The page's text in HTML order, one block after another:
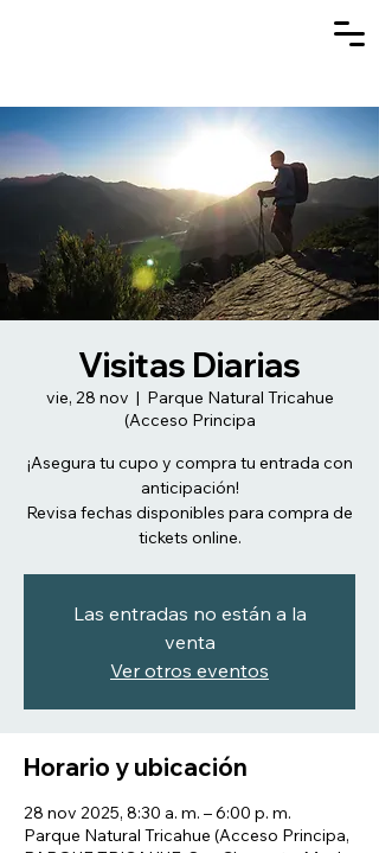
Visitas Diarias
vie, 28 nov
  |
Parque Natural Tricahue
(Acceso Principa
¡Asegura tu cupo y compra tu entrada con
anticipación!
Revisa fechas disponibles para compra de
tickets online.
Las entradas no están a la
venta
Ver otros eventos
Horario y ubicación
28 nov 2025, 8:30 a. m. – 6:00 p. m.
Parque Natural Tricahue (Acceso Principa,